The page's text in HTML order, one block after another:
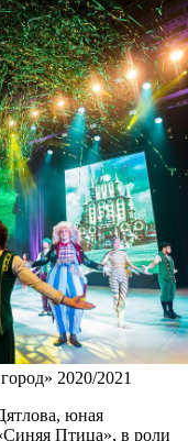
2020/2021
юная
Птица», в роли